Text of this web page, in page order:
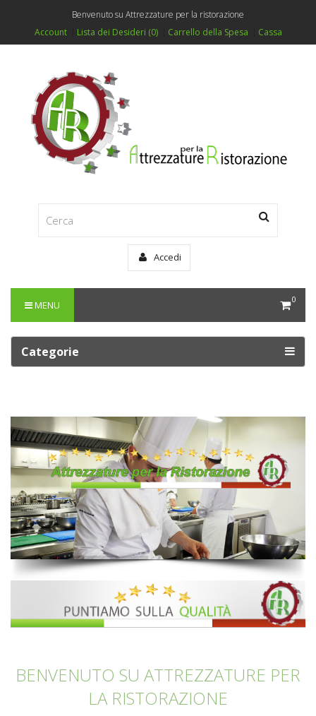
Benvenuto su Attrezzature per la ristorazione
Account
Lista dei Desideri (0) Carrello della Spesa Cassa
Accedi
0
MENU
Categorie
BENVENUTO SU ATTREZZATURE PER
LA RISTORAZIONE